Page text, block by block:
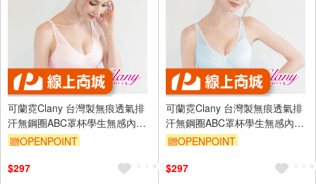
可蘭霓Clany 台灣製無痕透氣排
汗無鋼圈ABC罩杯學生無感內衣
少女成長型涼感 6989-31 粉
贈OPENPOINT
$297
可蘭霓Clany 台灣製無痕透氣排
汗無鋼圈ABC罩杯學生無感內衣
少女成長型涼感 6989-51 藍
贈OPENPOINT
$297